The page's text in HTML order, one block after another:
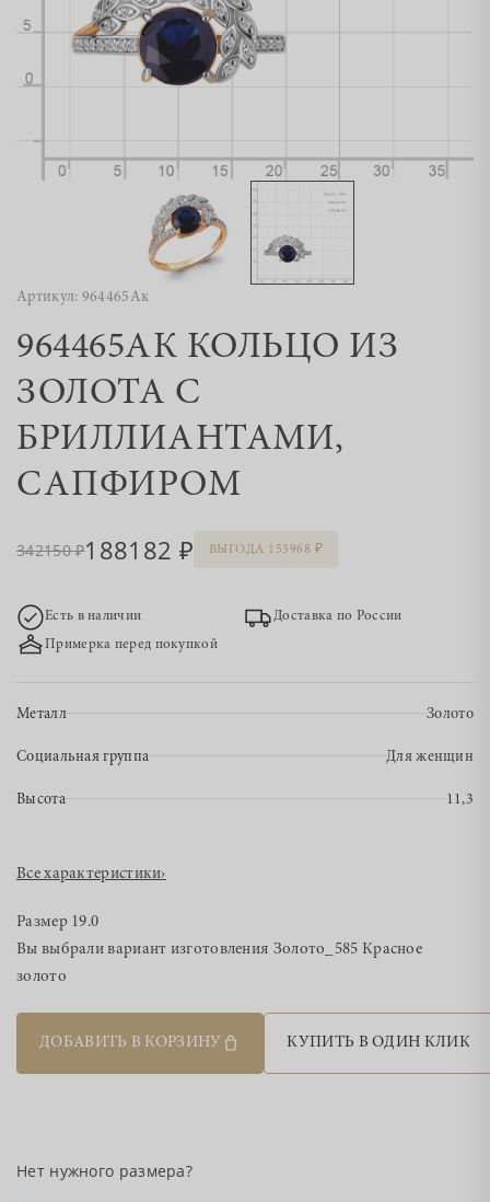
Артикул: 964465Ак
964465АК КОЛЬЦО ИЗ
ЗОЛОТА С
БРИЛЛИАНТАМИ,
САПФИРОМ
342150 188182 ВЫГОДА 153968
Есть в наличии
Доставка по России
Примерка перед покупкой
Металл Золото
Социальная группа Для женщин
Высота 11,3
Все характеристики›
Размер 19.0
Вы выбрали вариант изготовления Золото_585 Красное
золото
ДОБАВИТЬ В КОРЗИНУ КУПИТЬ В ОДИН КЛИК
Нет нужного размера?